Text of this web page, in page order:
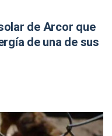
de Arcor que
de una de sus